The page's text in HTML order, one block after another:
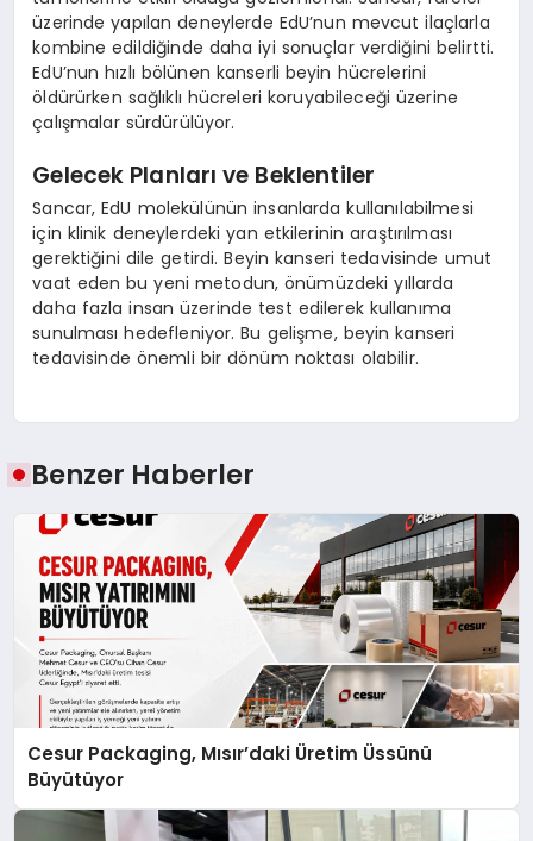
üzerinde yapılan deneylerde EdU’nun mevcut ilaçlarla
kombine edildiğinde daha iyi sonuçlar verdiğini belirtti.
EdU’nun hızlı bölünen kanserli beyin hücrelerini
öldürürken sağlıklı hücreleri koruyabileceği üzerine
çalışmalar sürdürülüyor.
Gelecek Planları ve Beklentiler
Sancar, EdU molekülünün insanlarda kullanılabilmesi
için klinik deneylerdeki yan etkilerinin araştırılması
gerektiğini dile getirdi. Beyin kanseri tedavisinde umut
vaat eden bu yeni metodun, önümüzdeki yıllarda
daha fazla insan üzerinde test edilerek kullanıma
sunulması hedefleniyor. Bu gelişme, beyin kanseri
tedavisinde önemli bir dönüm noktası olabilir.
Benzer Haberler
Cesur Packaging, Mısır’daki Üretim Üssünü
Büyütüyor